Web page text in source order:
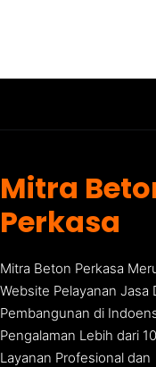
Mitra
Perkasa
Mitra Beton Perkasa
Website Pelayanan Jasa
Pembangunan di
Pengalaman Lebih dari
Layanan Profesional dan